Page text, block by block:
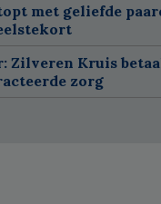
met geliefde
Zilveren Kruis
zorg